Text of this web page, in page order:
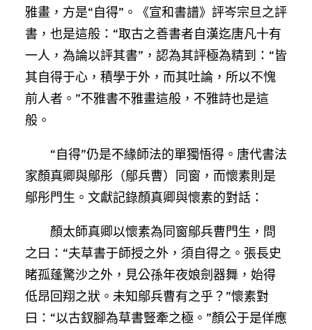
雅畫，方是“自得”。《宣和書譜》評岑宗旦之評
書，也是這般：“取古之善書者自漢迄唐凡十有
一人，為論以評其書”，認為其評極為精到：“皆
其自得于心，積學于外，而其吐論，所以不愧
前人者。”不雅書不雅畫這般，不雅詩也是這
般。
“自得”仍是不緣師法的單獨悟得。唐代書法
家顏真卿與鄔彤（鄔兵曹）同窗，而懷素則是
鄔彤門生。文獻記錄顏真卿與懷素的對話：
顏太師真卿以懷素為同窗鄔兵曹門生，問
之曰：“夫草書于師授之外，須自得之。張長史
睹孤蓬驚沙之外，見公孫年夜娘劍器舞，始得
低昂回翔之狀。未知鄔兵曹有之乎？”懷素對
曰：“以古釵腳為草書豎牽之極。”顏公于是佯應